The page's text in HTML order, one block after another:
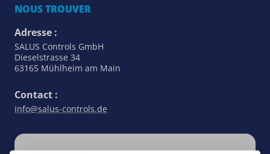
NOUS TROUVER
Adresse :
SALUS Controls GmbH
Dieselstrasse 34
63165 Mühlheim am Main
Contact :
info@salus-controls.de